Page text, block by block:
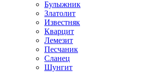
Булыжник
Златолит
Известняк
Кварцит
Лемезит
Песчаник
Сланец
Шунгит